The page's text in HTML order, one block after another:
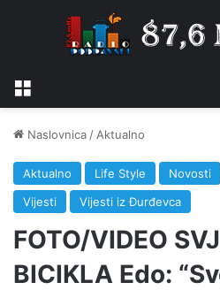
Naslovnica / Aktualno
Aktualno Life Style Novosti
Vijesti
Vijesti iz Đurđevca
FOTO/VIDEO
BICIKLA Edo: